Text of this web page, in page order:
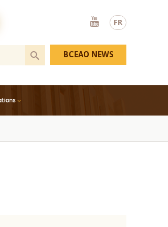
FR
Youtube
BCEAO NEWS